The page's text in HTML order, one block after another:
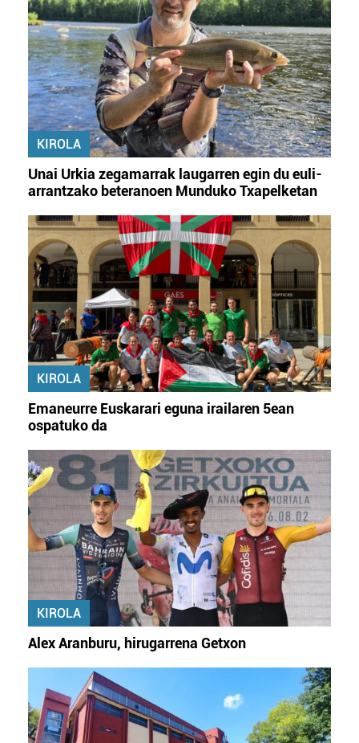
KIROLA
Unai Urkia zegamarrak laugarren egin du euli-
arrantzako beteranoen Munduko Txapelketan
KIROLA
Emaneurre Euskarari eguna irailaren 5ean
ospatuko da
KIROLA
Alex Aranburu, hirugarrena Getxon